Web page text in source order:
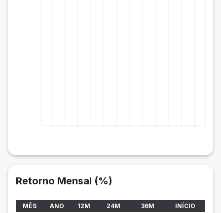
Retorno Mensal (%)
MÊS ANO 12M 24M 36M INÍCIO